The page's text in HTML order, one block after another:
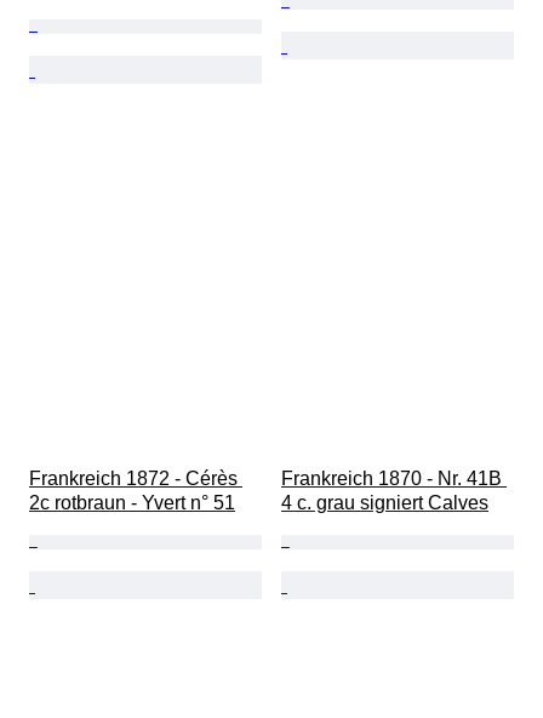
Frankreich 1872 - Cérès
2c rotbraun - Yvert n° 51
Frankreich 1870 - Nr. 41B
4 c. grau signiert Calves